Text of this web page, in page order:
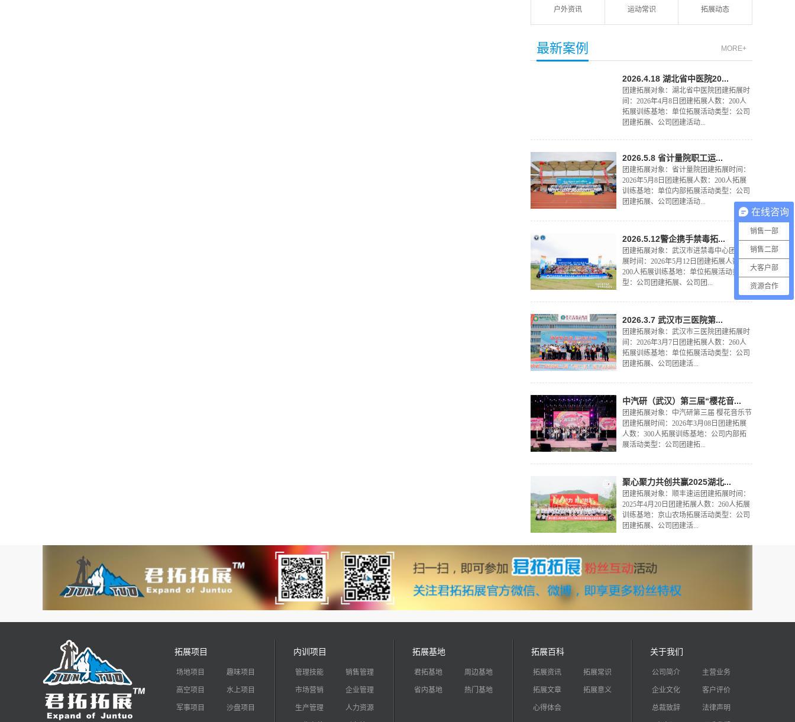
户外资讯 运动常识 拓展动态
MORE+
最新案例
2026.4.18 湖北省中医院20...
团建拓展对象：湖北省中医院团建拓展时
间：2026年4月8日团建拓展人数：200人
拓展训练基地：单位拓展活动类型：公司
团建拓展、公司团建活动...
2026.5.8 省计量院职工运...
团建拓展对象：省计量院团建拓展时间：
2026年5月8日团建拓展人数：200人拓展
训练基地：单位内部拓展活动类型：公司
团建拓展、公司团建活动...
2026.5.12警企携手禁毒拓...
团建拓展对象：武汉市进禁毒中心团建拓
展时间：2026年5月12日团建拓展人数：
200人拓展训练基地：单位拓展活动类
型：公司团建拓展、公司团...
2026.3.7 武汉市三医院第...
团建拓展对象：武汉市三医院团建拓展时
间：2026年3月7日团建拓展人数：260人
拓展训练基地：单位拓展活动类型：公司
团建拓展、公司团建活...
中汽研（武汉）第三届“樱花音...
团建拓展对象：中汽研第三届 樱花音乐节
团建拓展时间：2026年3月08日团建拓展
人数：300人拓展训练基地：公司内部拓
展活动类型：公司团建拓...
聚心聚力共创共赢2025湖北...
团建拓展对象：顺丰速运团建拓展时间：
2025年4月20日团建拓展人数：260人拓展
训练基地：京山农场拓展活动类型：公司
团建拓展、公司团建活...
拓展项目
场地项目 趣味项目
高空项目 水上项目
军事项目 沙盘项目
内训项目
管理技能 销售管理
市场营销 企业管理
生产管理 人力资源
拓展基地
君拓基地 周边基地
省内基地 热门基地
拓展百科
拓展资讯 拓展常识
拓展文章 拓展意义
心得体会
关于我们
公司简介 主营业务
企业文化 客户评价
总裁致辞 法律声明
在线咨询
销售一部
销售二部
大客户部
资源合作